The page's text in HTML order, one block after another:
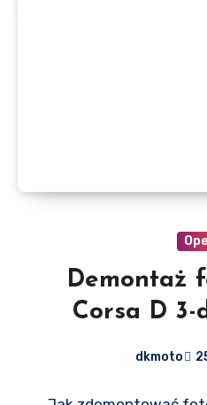
Opel
Demontaż
Corsa D 3-
dkmoto